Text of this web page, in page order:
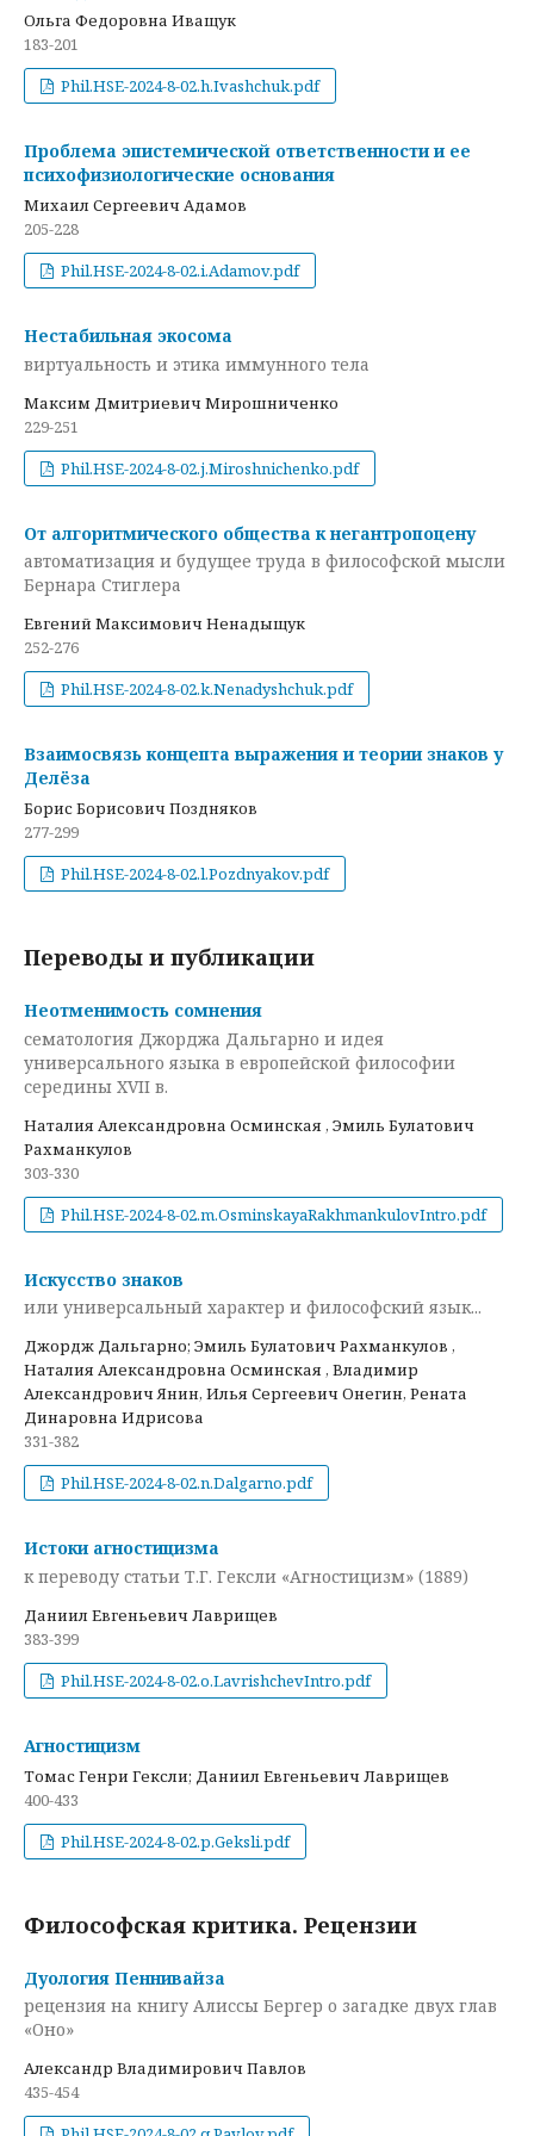
Ольга Федоровна Иващук
183-201
Phil.HSE-2024-8-02.h.Ivashchuk.pdf
Проблема эпистемической ответственности и ее
психофизиологические основания
Михаил Сергеевич Адамов
205-228
Phil.HSE-2024-8-02.i.Adamov.pdf
Нестабильная экосома
виртуальность и этика иммунного тела
Максим Дмитриевич Мирошниченко
229-251
Phil.HSE-2024-8-02.j.Miroshnichenko.pdf
От алгоритмического общества к негантропоцену
автоматизация и будущее труда в философской мысли
Бернара Стиглера
Евгений Максимович Ненадыщук
252-276
Phil.HSE-2024-8-02.k.Nenadyshchuk.pdf
Взаимосвязь концепта выражения и теории знаков у
Делёза
Борис Борисович Поздняков
277-299
Phil.HSE-2024-8-02.l.Pozdnyakov.pdf
Переводы и публикации
Неотменимость сомнения
сематология Джорджа Дальгарно и идея
универсального языка в европейской философии
середины XVII в.
Наталия Александровна Осминская , Эмиль Булатович
Рахманкулов
303-330
Phil.HSE-2024-8-02.m.OsminskayaRakhmankulovIntro.pdf
Искусство знаков
или универсальный характер и философский язык...
Джордж Дальгарно; Эмиль Булатович Рахманкулов ,
Наталия Александровна Осминская , Владимир
Александрович Янин, Илья Сергеевич Онегин, Рената
Динаровна Идрисова
331-382
Phil.HSE-2024-8-02.n.Dalgarno.pdf
Истоки агностицизма
к переводу статьи Т.Г. Гексли «Агностицизм» (1889)
Даниил Евгеньевич Лаврищев
383-399
Phil.HSE-2024-8-02.o.LavrishchevIntro.pdf
Агностицизм
Томас Генри Гексли; Даниил Евгеньевич Лаврищев
400-433
Phil.HSE-2024-8-02.p.Geksli.pdf
Философская критика. Рецензии
Дуология Пеннивайза
рецензия на книгу Алиссы Бергер о загадке двух глав
«Оно»
Александр Владимирович Павлов
435-454